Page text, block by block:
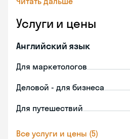
Услуги и цены
Английский язык
Для маркетологов
Деловой - для бизнеса
Для путешествий
Все услуги и цены (5)